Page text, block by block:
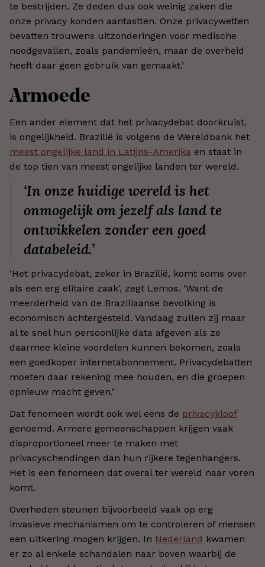
te bestrijden. Ze deden dus ook weinig zaken die
onze privacy konden aantastten. Onze privacywetten
bevatten trouwens uitzonderingen voor medische
noodgevallen, zoals pandemieën, maar de overheid
heeft daar geen gebruik van gemaakt.’
Armoede
Een ander element dat het privacydebat doorkruist,
is ongelijkheid. Brazilië is volgens de Wereldbank het
meest ongelijke land in Latijns-Amerika en staat in
de top tien van meest ongelijke landen ter wereld.
‘In onze huidige wereld is het
onmogelijk om jezelf als land te
ontwikkelen zonder een goed
databeleid.’
‘Het privacydebat, zeker in Brazilië, komt soms over
als een erg elitaire zaak’, zegt Lemos. ‘Want de
meerderheid van de Braziliaanse bevolking is
economisch achtergesteld. Vandaag zullen zij maar
al te snel hun persoonlijke data afgeven als ze
daarmee kleine voordelen kunnen bekomen, zoals
een goedkoper internetabonnement. Privacydebatten
moeten daar rekening mee houden, en die groepen
opnieuw macht geven.’
Dat fenomeen wordt ook wel eens de privacykloof
genoemd. Armere gemeenschappen krijgen vaak
disproportioneel meer te maken met
privacyschendingen dan hun rijkere tegenhangers.
Het is een fenomeen dat overal ter wereld naar voren
komt.
Overheden steunen bijvoorbeeld vaak op erg
invasieve mechanismen om te controleren of mensen
een uitkering mogen krijgen. In Nederland kwamen
er zo al enkele schandalen naar boven waarbij de